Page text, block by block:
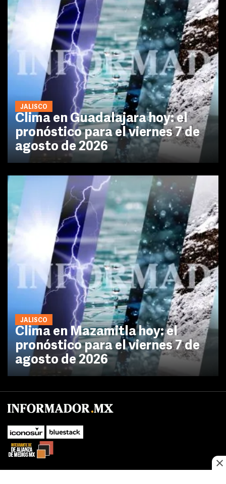
JALISCO
Clima en Guadalajara hoy: el
pronóstico para el viernes 7 de
agosto de 2026
JALISCO
Clima en Mazamitla hoy: el
pronóstico para el viernes 7 de
agosto de 2026